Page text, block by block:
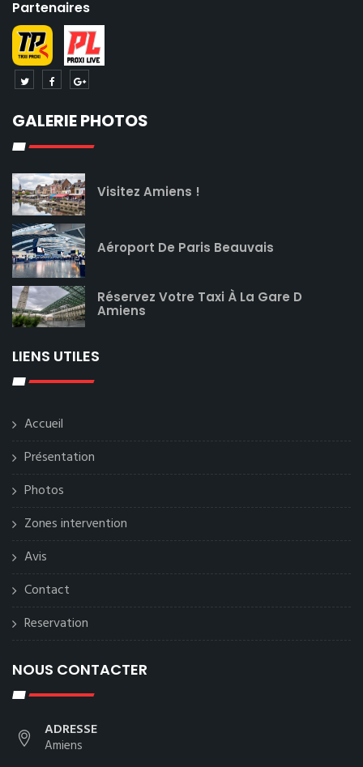
Partenaires
GALERIE PHOTOS
Visitez Amiens !
Aéroport De Paris Beauvais
Réservez Votre Taxi À La Gare D
Amiens
LIENS UTILES
Accueil
Présentation
Photos
Zones intervention
Avis
Contact
Reservation
NOUS CONTACTER
ADRESSE
Amiens